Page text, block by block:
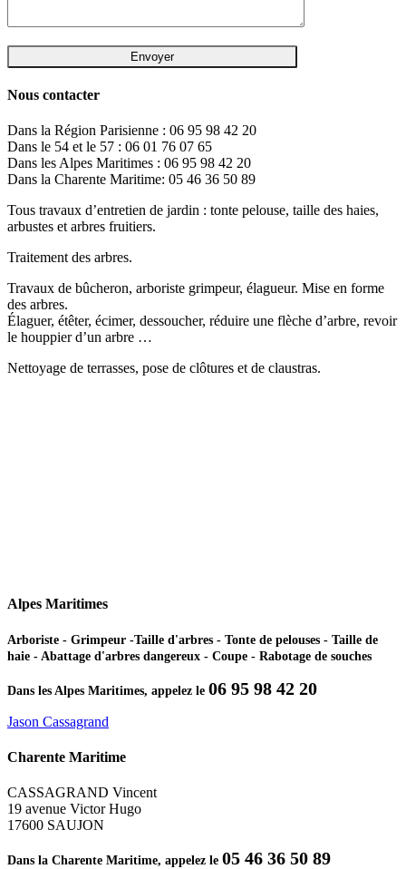
Nous contacter
Dans la Région Parisienne : 06 95 98 42 20
Dans le 54 et le 57 : 06 01 76 07 65
Dans les Alpes Maritimes : 06 95 98 42 20
Dans la Charente Maritime: 05 46 36 50 89
Tous travaux d’entretien de jardin : tonte pelouse, taille des haies,
arbustes et arbres fruitiers.
Traitement des arbres.
Travaux de bûcheron, arboriste grimpeur, élagueur. Mise en forme
des arbres.
Élaguer, étêter, écimer, dessoucher, réduire une flèche d’arbre, revoir
le houppier d’un arbre …
Nettoyage de terrasses, pose de clôtures et de claustras.
Alpes Maritimes
Arboriste - Grimpeur -Taille d'arbres - Tonte de pelouses - Taille de
haie - Abattage d'arbres dangereux - Coupe - Rabotage de souches
Dans les Alpes Maritimes, appelez le 06 95 98 42 20
Jason Cassagrand
Charente Maritime
CASSAGRAND Vincent
19 avenue Victor Hugo
17600 SAUJON
Dans la Charente Maritime, appelez le 05 46 36 50 89